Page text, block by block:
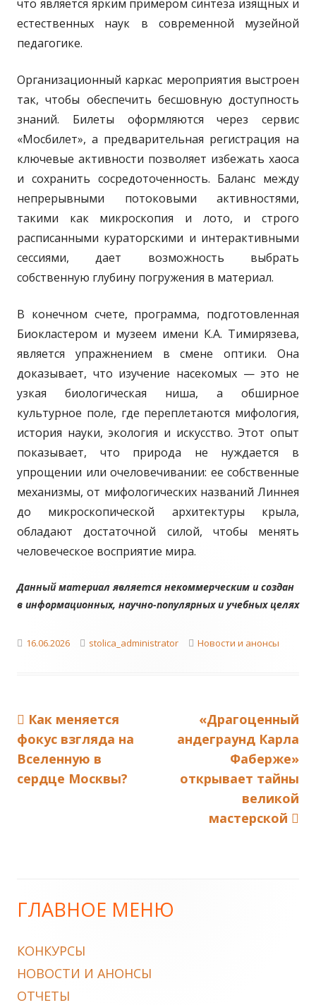
что является ярким примером синтеза изящных и
естественных наук в современной музейной
педагогике.
Организационный каркас мероприятия выстроен
так, чтобы обеспечить бесшовную доступность
знаний. Билеты оформляются через сервис
«Мосбилет», а предварительная регистрация на
ключевые активности позволяет избежать хаоса
и сохранить сосредоточенность. Баланс между
непрерывными потоковыми активностями,
такими как микроскопия и лото, и строго
расписанными кураторскими и интерактивными
сессиями, дает возможность выбрать
собственную глубину погружения в материал.
В конечном счете, программа, подготовленная
Биокластером и музеем имени К.А. Тимирязева,
является упражнением в смене оптики. Она
доказывает, что изучение насекомых — это не
узкая биологическая ниша, а обширное
культурное поле, где переплетаются мифология,
история науки, экология и искусство. Этот опыт
показывает, что природа не нуждается в
упрощении или очеловечивании: ее собственные
механизмы, от мифологических названий Линнея
до микроскопической архитектуры крыла,
обладают достаточной силой, чтобы менять
человеческое восприятие мира.
Данный материал является некоммерческим и создан
в информационных, научно-популярных и учебных целях
Published
16.06.2026 Author
stolica_administrator Categories
Новости и анонсы
Навигация
по
записям
Previous
article:
Как меняется
фокус взгляда на
Вселенную в
сердце Москвы?
Next
article:
«Драгоценный
андеграунд Карла
Фаберже»
открывает тайны
великой
мастерской
Main
Sidebar
ГЛАВНОЕ МЕНЮ
КОНКУРСЫ
НОВОСТИ И АНОНСЫ
ОТЧЕТЫ